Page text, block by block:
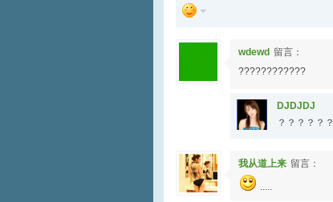
wdewd 留言：
????????????
DJDJDJ
？？？？？？
我从道上来 留言：
.....